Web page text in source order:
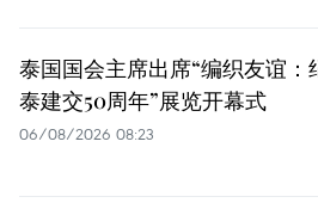
泰国国会主席出席“编织友谊：
泰建交50周年”展览开幕式
06/08/2026 08:23